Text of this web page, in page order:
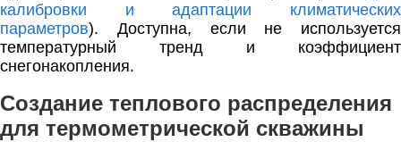
калибровки и адаптации климатических
параметров). Доступна, если не используется
температурный тренд и коэффициент
снегонакопления.
Создание теплового распределения
для термометрической скважины